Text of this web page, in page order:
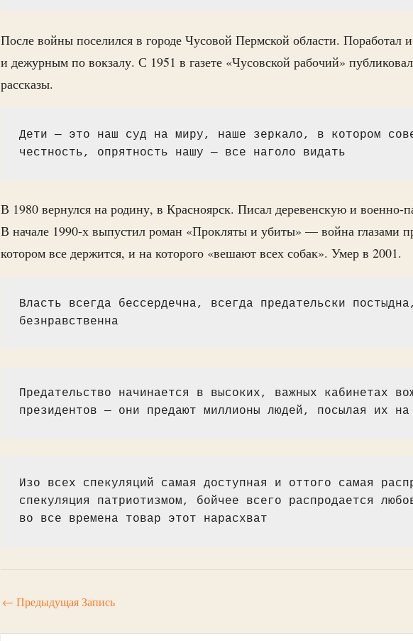
После войны поселился в городе Чусовой Пермской области. Поработал
и дежурным по вокзалу. С 1951 в газете «Чусовской рабочий»
рассказы.
Дети — это наш суд на миру, наше зеркало, в котором
честность, опрятность нашу — все наголо видать
В 1980 вернулся на родину, в Красноярск. Писал деревенскую и военно-
В начале 1990-х выпустил роман «Прокляты и убиты» — война глазами
котором все держится, и на которого «вешают всех собак». Умер в 2001.
Власть всегда бессердечна, всегда предательски
безнравственна
Предательство начинается в высоких, важных кабинетах
президентов — они предают миллионы людей, посылая их на
Изо всех спекуляций самая доступная и оттого самая
спекуляция патриотизмом, бойчее всего распродается
во все времена товар этот нарасхват
← Предыдущая Запись